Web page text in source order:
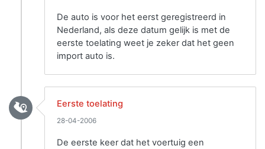
De auto is voor het eerst geregistreerd in
Nederland, als deze datum gelijk is met de
eerste toelating weet je zeker dat het geen
import auto is.
Eerste toelating
28-04-2006
De eerste keer dat het voertuig een